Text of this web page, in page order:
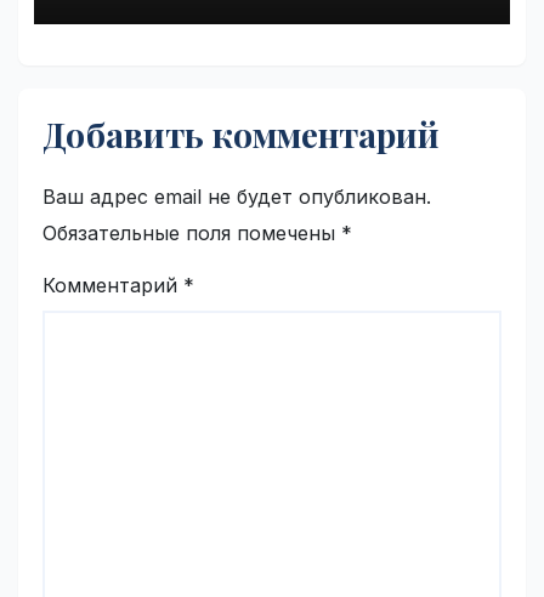
Добавить комментарий
Ваш адрес email не будет опубликован.
Обязательные поля помечены *
Комментарий *